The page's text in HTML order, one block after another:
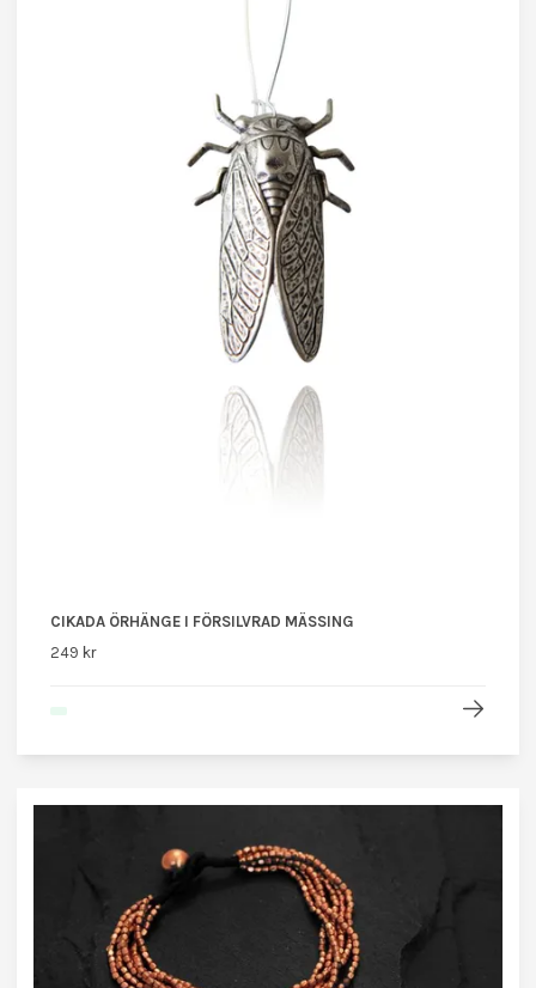
CIKADA ÖRHÄNGE I FÖRSILVRAD MÄSSING
249 kr